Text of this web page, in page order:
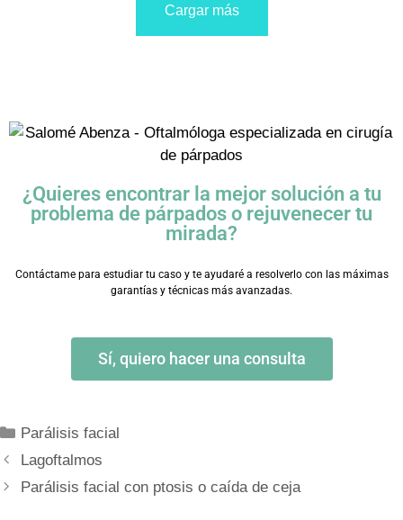
Cargar más
¿Quieres encontrar la mejor solución a tu
problema de párpados o rejuvenecer tu
mirada?
Contáctame para estudiar tu caso y te ayudaré a resolverlo con las máximas
garantías y técnicas más avanzadas.
Sí, quiero hacer una consulta
Parálisis facial
Lagoftalmos
Parálisis facial con ptosis o caída de ceja